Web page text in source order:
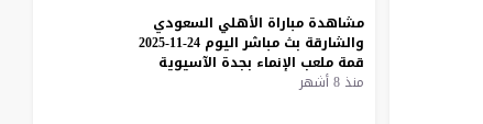
مشاهدة مباراة الأهلي السعودي
والشارقة بث مباشر اليوم 24-11-2025
قمة ملعب الإنماء بجدة الآسيوية
منذ 8 أشهر